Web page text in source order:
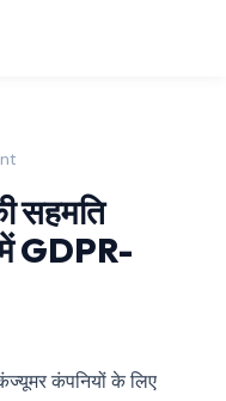
सहमति
GDPR-
कंपनियों के लिए